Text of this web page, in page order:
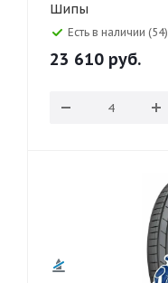
Шипы
Есть в наличии (54)
23 610 руб.